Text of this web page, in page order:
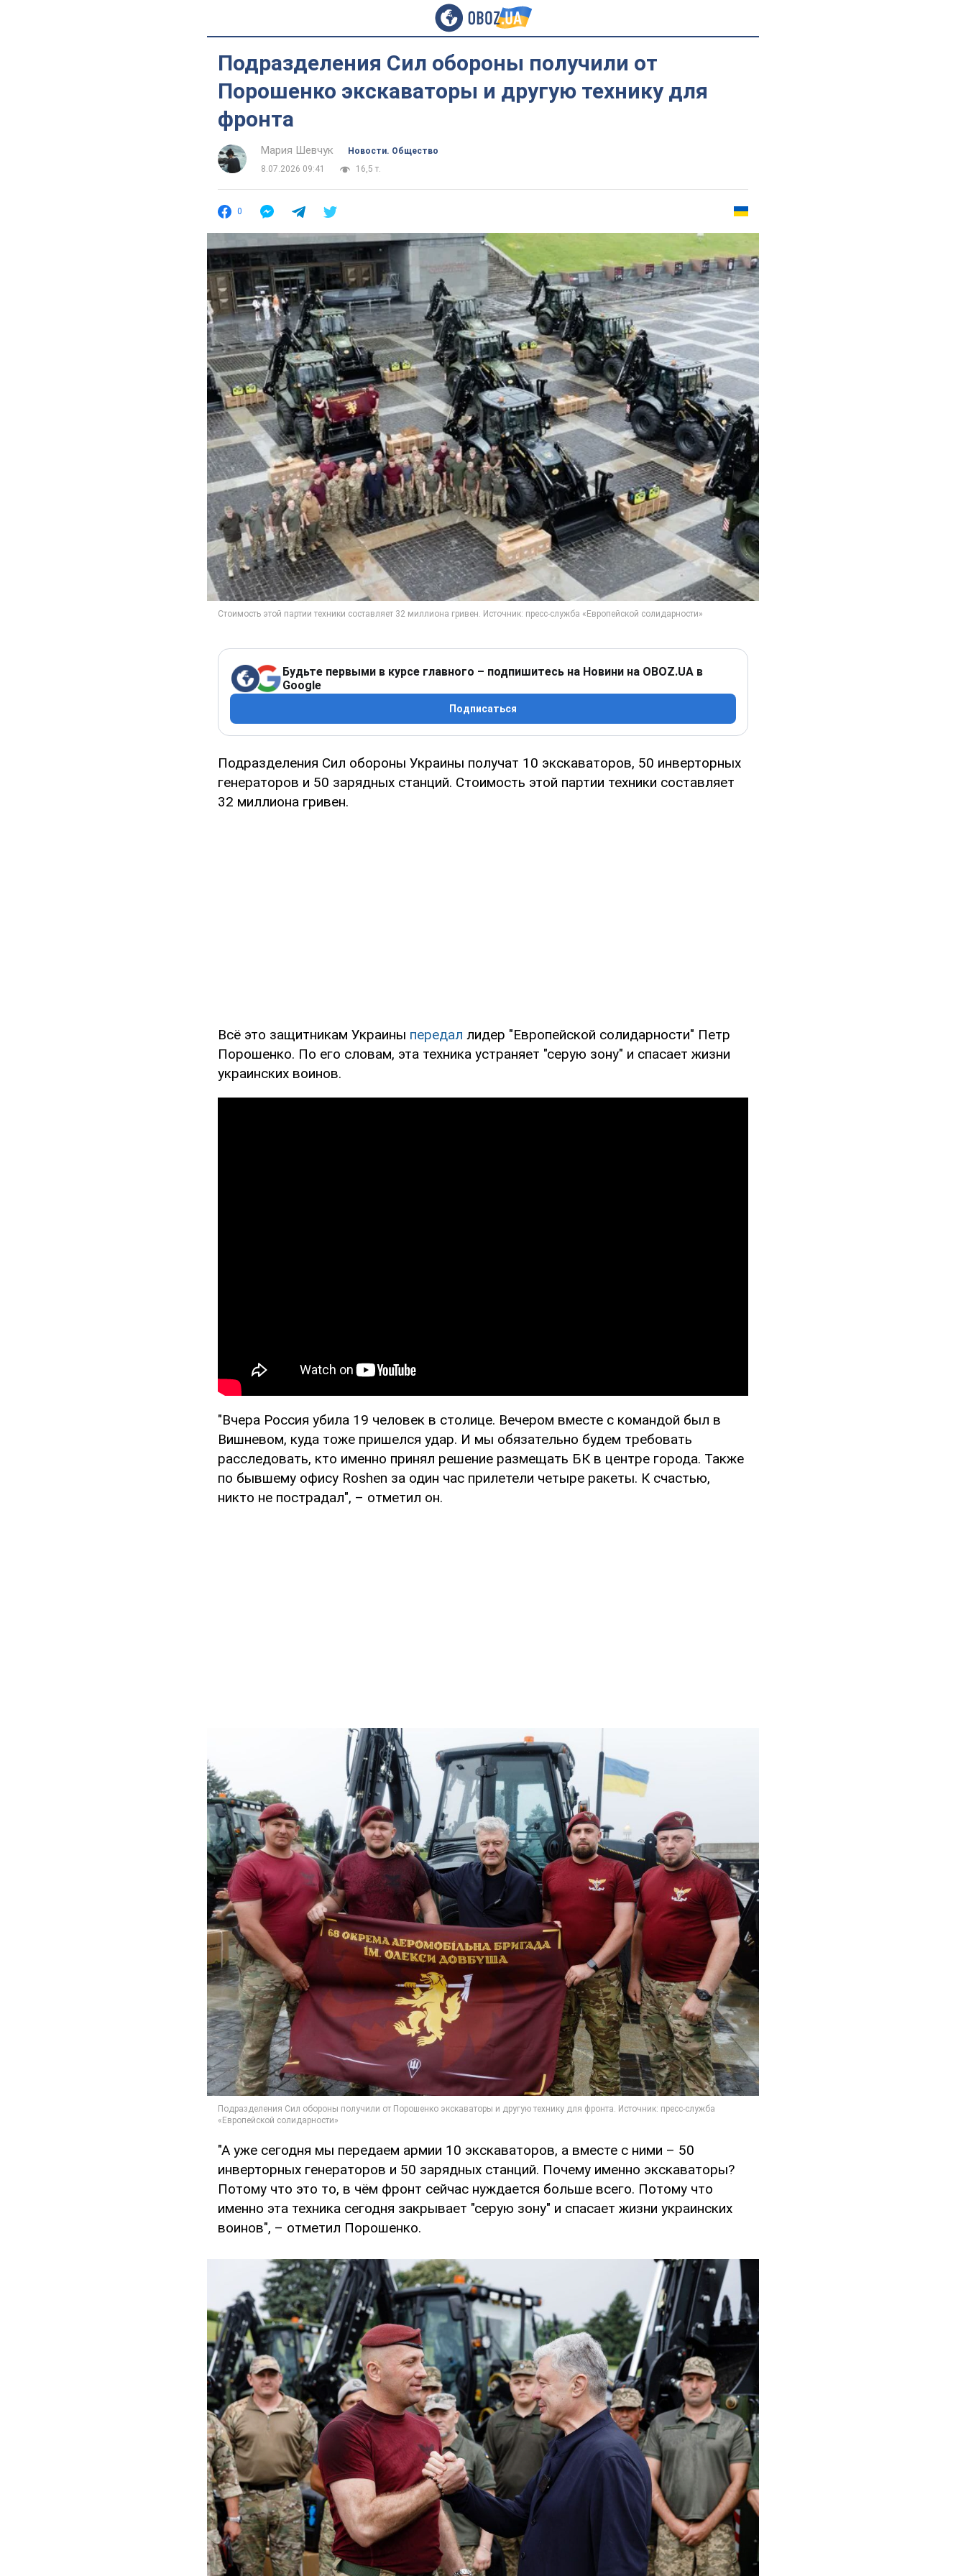
Подразделения Сил обороны получили от
Порошенко экскаваторы и другую технику для
фронта
Мария Шевчук
Новости. Общество
8.07.2026 09:41
16,5 т.
0
Будьте первыми в курсе главного – подпишитесь на Новини на OBOZ.UA в
Google
Подписаться
Подразделения Сил обороны Украины получат 10 экскаваторов, 50 инверторных
генераторов и 50 зарядных станций. Стоимость этой партии техники составляет
32 миллиона гривен.
Всё это защитникам Украины передал лидер "Европейской солидарности" Петр
Порошенко. По его словам, эта техника устраняет "серую зону" и спасает жизни
украинских воинов.
"Вчера Россия убила 19 человек в столице. Вечером вместе с командой был в
Вишневом, куда тоже пришелся удар. И мы обязательно будем требовать
расследовать, кто именно принял решение размещать БК в центре города. Также
по бывшему офису Roshen за один час прилетели четыре ракеты. К счастью,
никто не пострадал", – отметил он.
"А уже сегодня мы передаем армии 10 экскаваторов, а вместе с ними – 50
инверторных генераторов и 50 зарядных станций. Почему именно экскаваторы?
Потому что это то, в чём фронт сейчас нуждается больше всего. Потому что
именно эта техника сегодня закрывает "серую зону" и спасает жизни украинских
воинов", – отметил Порошенко.